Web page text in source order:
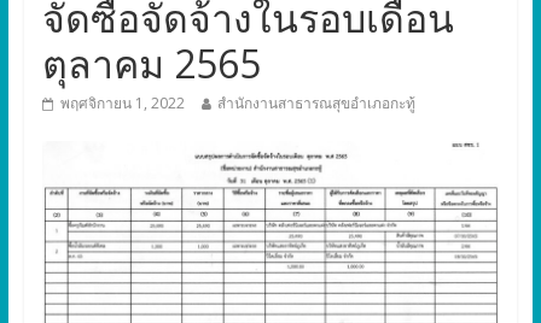
จัดซื้อจัดจ้างในรอบเดือน
ตุลาคม 2565
พฤศจิกายน 1, 2022 สำนักงานสาธารณสุขอำเภอกะทู้